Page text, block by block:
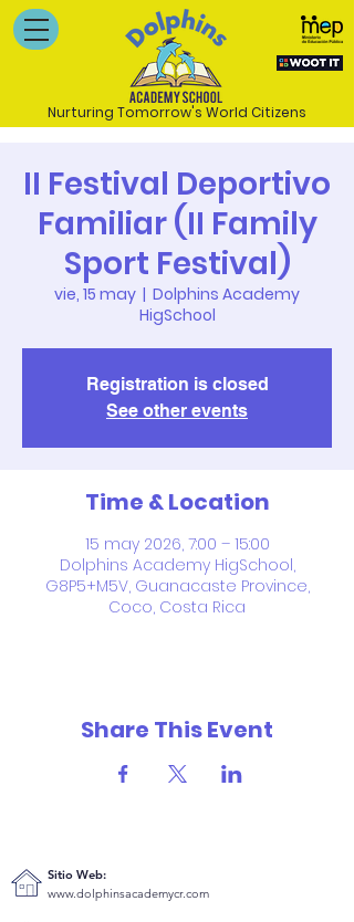
Nurturing Tomorrow's World Citizens
II Festival Deportivo
Familiar (II Family
Sport Festival)
vie, 15 may
  |
Dolphins Academy
HigSchool
Registration is closed
See other events
Time & Location
15 may 2026, 7:00 – 15:00
Dolphins Academy HigSchool,
G8P5+M5V, Guanacaste Province,
Coco, Costa Rica
Share This Event
Sitio Web:
www.dolphinsacademycr.com